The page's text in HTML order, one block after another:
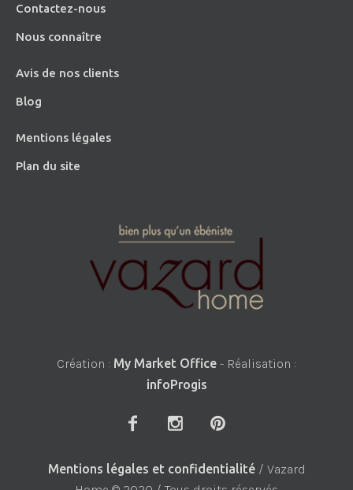
Contactez-nous
Nous connaître
Avis de nos clients
Blog
Mentions légales
Plan du site
Création : My Market Office - Réalisation :
infoProgis
Mentions légales et confidentialité/ Vazard